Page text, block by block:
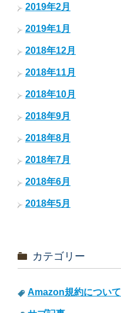
2019年2月
2019年1月
2018年12月
2018年11月
2018年10月
2018年9月
2018年8月
2018年7月
2018年6月
2018年5月
カテゴリー
Amazon規約について